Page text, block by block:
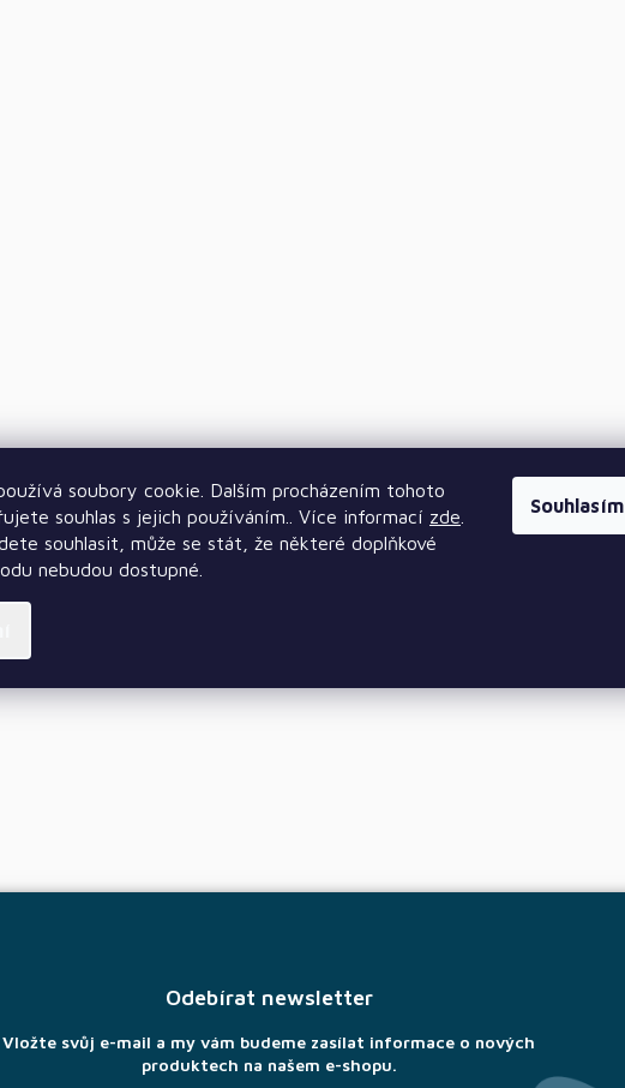
soubory cookie. Dalším procházením tohoto
souhlas s jejich používáním.. Více informací zde
souhlasit, může se stát, že některé doplňkové
nebudou dostupné.
Souhlasím
Odebírat newsletter
Vložte svůj e-mail a my vám budeme zasílat informace o nových
produktech na našem e-shopu.